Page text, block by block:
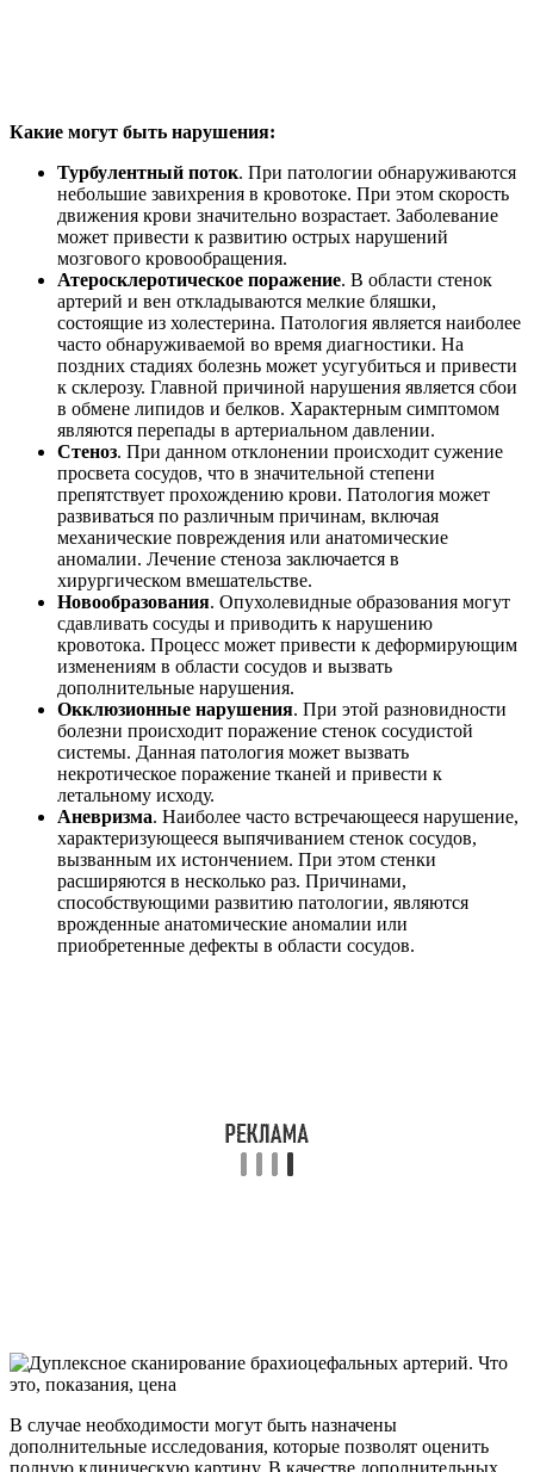
Какие могут быть нарушения:
Турбулентный поток. При патологии обнаруживаются
небольшие завихрения в кровотоке. При этом скорость
движения крови значительно возрастает. Заболевание
может привести к развитию острых нарушений
мозгового кровообращения.
Атеросклеротическое поражение. В области стенок
артерий и вен откладываются мелкие бляшки,
состоящие из холестерина. Патология является наиболее
часто обнаруживаемой во время диагностики. На
поздних стадиях болезнь может усугубиться и привести
к склерозу. Главной причиной нарушения является сбои
в обмене липидов и белков. Характерным симптомом
являются перепады в артериальном давлении.
Стеноз. При данном отклонении происходит сужение
просвета сосудов, что в значительной степени
препятствует прохождению крови. Патология может
развиваться по различным причинам, включая
механические повреждения или анатомические
аномалии. Лечение стеноза заключается в
хирургическом вмешательстве.
Новообразования. Опухолевидные образования могут
сдавливать сосуды и приводить к нарушению
кровотока. Процесс может привести к деформирующим
изменениям в области сосудов и вызвать
дополнительные нарушения.
Окклюзионные нарушения. При этой разновидности
болезни происходит поражение стенок сосудистой
системы. Данная патология может вызвать
некротическое поражение тканей и привести к
летальному исходу.
Аневризма. Наиболее часто встречающееся нарушение,
характеризующееся выпячиванием стенок сосудов,
вызванным их истончением. При этом стенки
расширяются в несколько раз. Причинами,
способствующими развитию патологии, являются
врожденные анатомические аномалии или
приобретенные дефекты в области сосудов.
В случае необходимости могут быть назначены
дополнительные исследования, которые позволят оценить
полную клиническую картину. В качестве дополнительных